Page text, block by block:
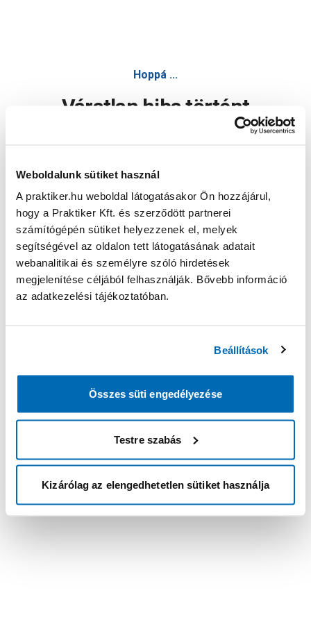
Weboldalunk sütiket használ
A praktiker.hu weboldal látogatásakor Ön hozzájárul,
hogy a Praktiker Kft. és szerződött partnerei
számítógépén sütiket helyezzenek el, melyek
segítségével az oldalon tett látogatásának adatait
webanalitikai és személyre szóló hirdetések
megjelenítése céljából felhasználják. Bővebb információ
az adatkezelési tájékoztatóban.
Beállítások
Összes süti engedélyezése
Testre szabás
Kizárólag az elengedhetetlen sütiket használja
Hoppá ...
Váratlan hiba történt
Oldal újratöltése